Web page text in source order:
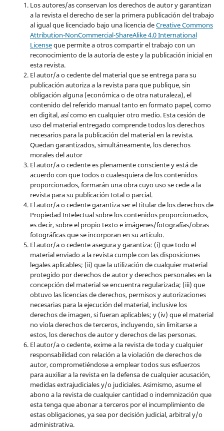
Los autores/as conservan los derechos de autor y garantizan
a la revista el derecho de ser la primera publicación del trabajo
al igual que licenciado bajo una licencia deCreative Commons
Attribution-NonCommercial-ShareAlike 4.0 International
Licenseque permite a otros compartir el trabajo con un
reconocimiento de la autoría de este y la publicación inicial en
esta revista.
El autor/a o cedente del material que se entrega para su
publicación autoriza a la revista para que publique, sin
obligación alguna (económica o de otra naturaleza), el
contenido del referido manual tanto en formato papel, como
en digital, así como en cualquier otro medio. Esta cesión de
uso del material entregado comprende todos los derechos
necesarios para la publicación del material en la revista.
Quedan garantizados, simultáneamente, los derechos
morales del autor
El autor/a o cedente es plenamente consciente y está de
acuerdo con que todos o cualesquiera de los contenidos
proporcionados, formarán una obra cuyo uso se cede a la
revista para su publicación total o parcial.
El autor/a o cedente garantiza ser el titular de los derechos de
Propiedad Intelectual sobre los contenidos proporcionados,
es decir, sobre el propio texto e imágenes/fotografías/obras
fotográficas que se incorporan en su artículo.
El autor/a o cedente asegura y garantiza: (i) que todo el
material enviado a la revista cumple con las disposiciones
legales aplicables; (ii) que la utilización de cualquier material
protegido por derechos de autor y derechos personales en la
concepción del material se encuentra regularizada; (iii) que
obtuvo las licencias de derechos, permisos y autorizaciones
necesarias para la ejecución del material, inclusive los
derechos de imagen, si fueran aplicables; y (iv) que el material
no viola derechos de terceros, incluyendo, sin limitarse a
estos, los derechos de autor y derechos de las personas.
El autor/a o cedente, exime a la revista de toda y cualquier
responsabilidad con relación a la violación de derechos de
autor, comprometiéndose a emplear todos sus esfuerzos
para auxiliar a la revista en la defensa de cualquier acusación,
medidas extrajudiciales y/o judiciales. Asimismo, asume el
abono a la revista de cualquier cantidad o indemnización que
esta tenga que abonar a terceros por el incumplimiento de
estas obligaciones, ya sea por decisión judicial, arbitral y/o
administrativa.